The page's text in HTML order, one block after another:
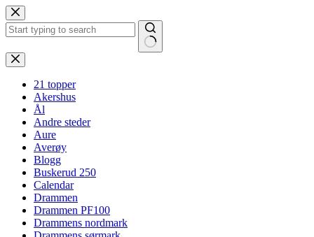
Hopp
til
innholdet
Ingen
resultater
21 topper
Akershus
Ål
Andre steder
Aure
Averøy
Blogg
Buskerud 250
Calendar
Drammen
Drammen PF100
Drammens nordmark